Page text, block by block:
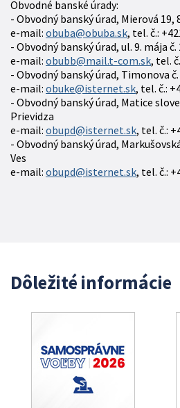
Obvodné banské úrady:
- Obvodný banský úrad, Mierová
e-mail: obuba@obuba.sk, tel. č.:
- Obvodný banský úrad, ul. 9. mája
e-mail: obubb@mail.t-com.sk, tel.
- Obvodný banský úrad, Timonova
e-mail: obuke@isternet.sk, tel. č.:
- Obvodný banský úrad, Matice
Prievidza
e-mail: obupd@isternet.sk, tel. č.:
- Obvodný banský úrad,
Ves
e-mail: obupd@isternet.sk, tel. č.:
Dôležité informácie